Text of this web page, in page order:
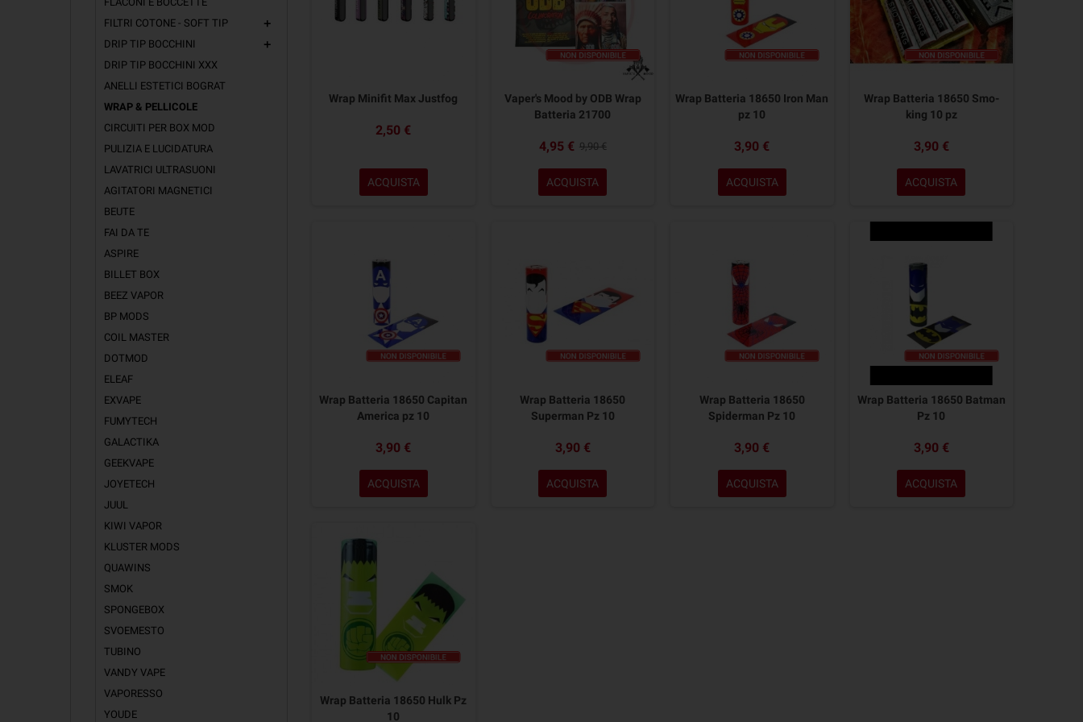
FILTRI COTONE - SOFT TIP
add
DRIP TIP BOCCHINI add
DRIP TIP BOCCHINI XXX
ANELLI ESTETICI BOGRAT
WRAP & PELLICOLE
CIRCUITI PER BOX MOD
PULIZIA E LUCIDATURA
LAVATRICI ULTRASUONI
AGITATORI MAGNETICI
BEUTE
FAI DA TE
ASPIRE
BILLET BOX
BEEZ VAPOR
BP MODS
COIL MASTER
DOTMOD
ELEAF
EXVAPE
FUMYTECH
GALACTIKA
GEEKVAPE
JOYETECH
JUUL
KIWI VAPOR
KLUSTER MODS
QUAWINS
SMOK
SPONGEBOX
SVOEMESTO
TUBINO
VANDY VAPE
VAPORESSO
YOUDE
Wrap Minifit Max Justfog
2,50 €
ACQUISTA
Vaper's Mood by ODB Wrap
Batteria 21700
4,95 € 9,90 €
ACQUISTA
Wrap Batteria 18650 Iron Man
pz 10
3,90 €
ACQUISTA
Wrap Batteria 18650 Smo-
king 10 pz
3,90 €
ACQUISTA
Wrap Batteria 18650 Capitan
America pz 10
3,90 €
ACQUISTA
Wrap Batteria 18650
Superman Pz 10
3,90 €
ACQUISTA
Wrap Batteria 18650
Spiderman Pz 10
3,90 €
ACQUISTA
Wrap Batteria 18650 Batman
Pz 10
3,90 €
ACQUISTA
Wrap Batteria 18650 Hulk Pz
10